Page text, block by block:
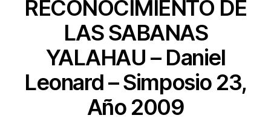
RECONOCIMIENTO DE
LAS SABANAS
YALAHAU – Daniel
Leonard – Simposio 23,
Año 2009